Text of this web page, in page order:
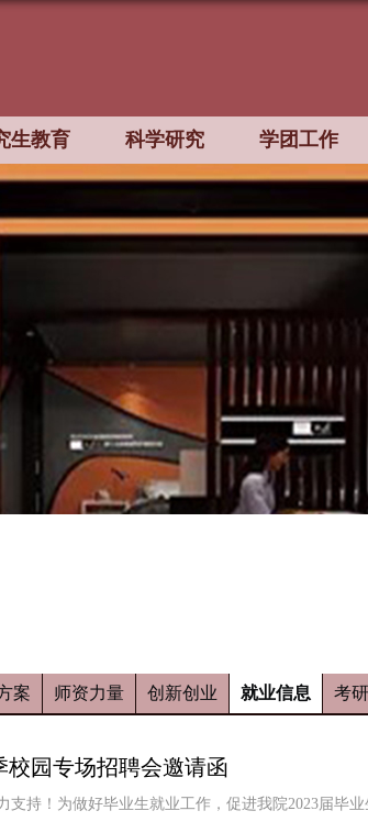
生教育 科学研究 学团工作
案 师资力量 创新创业 就业信息 考
校园专场招聘会邀请函
持！为做好毕业生就业工作，促进我院2023届毕